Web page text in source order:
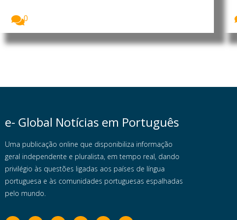
0
e- Global Notícias em Português
Uma publicação online que disponibiliza informação
geral independente e pluralista, em tempo real, dando
privilégio às questões ligadas aos países de língua
portuguesa e às comunidades portuguesas espalhadas
pelo mundo.